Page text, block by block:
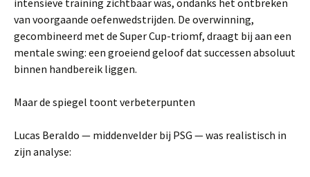
intensieve training zichtbaar was, ondanks het ontbreken
van voorgaande oefenwedstrijden. De overwinning,
gecombineerd met de Super Cup-triomf, draagt bij aan een
mentale swing: een groeiend geloof dat successen absoluut
binnen handbereik liggen.
Maar de spiegel toont verbeterpunten
Lucas Beraldo — middenvelder bij PSG — was realistisch in
zijn analyse: